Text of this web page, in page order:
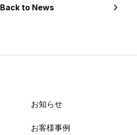
Back to News
お知らせ
お客様事例